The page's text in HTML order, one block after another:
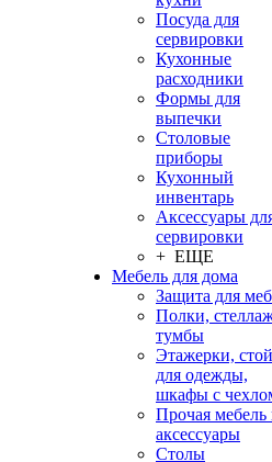
Посуда для
сервировки
Кухонные
расходники
Формы для
выпечки
Столовые
приборы
Кухонный
инвентарь
Аксессуары
сервировки
+ ЕЩЕ
Мебель для дома
Защита для
Полки,
тумбы
Этажерки,
для одежды,
шкафы с
Прочая мебель
аксессуары
Столы